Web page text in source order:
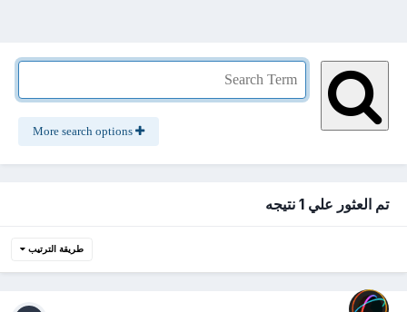
تم العثور علي 1 نتيجه
طريقة الترتيب